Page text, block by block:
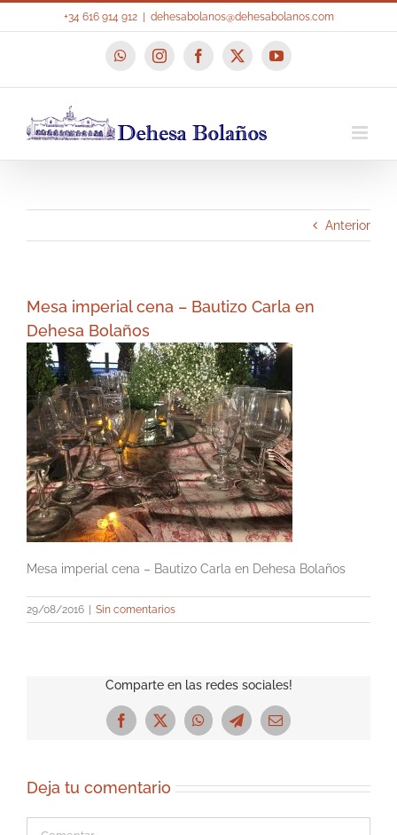
+34 616 914 912 dehesabolanos@dehesabolanos.com
WhatsAppInstagramFacebook
X YouTube
Anterior
Mesa imperial cena – Bautizo Carla en
Dehesa Bolaños
Mesa imperial cena – Bautizo Carla en Dehesa Bolaños
29/08/2016 Sin comentarios
Comparte en las redes sociales!
Facebook
X WhatsAppTelegramCorreo
Deja tu comentario